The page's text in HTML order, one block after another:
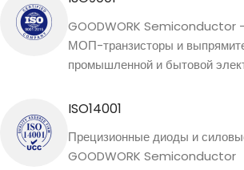
GOODWORK Semiconductor
МОП-транзисторы и
промышленной и бытовой
ISO14001
Прецизионные диоды и
GOODWORK Semiconductor